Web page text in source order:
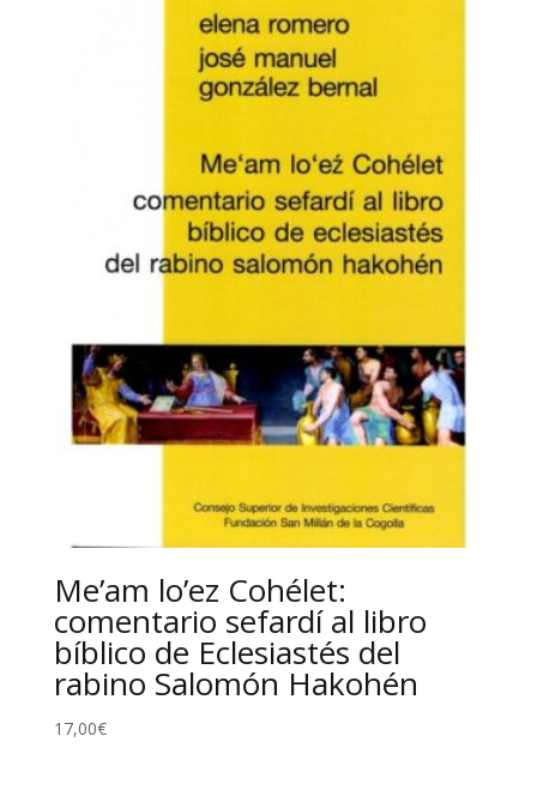
Me’am lo’ez Cohélet:
comentario sefardí al libro
bíblico de Eclesiastés del
rabino Salomón Hakohén
17,00€